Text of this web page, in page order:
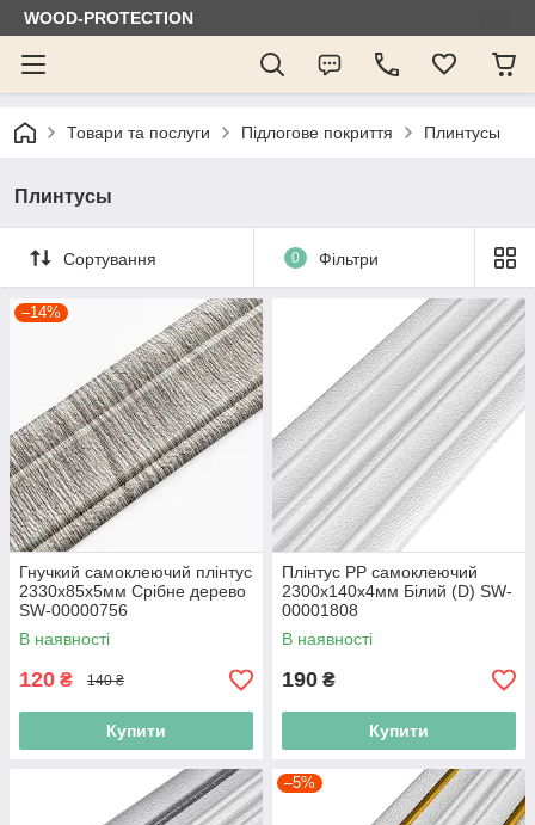
WOOD-PROTECTION
Товари та послуги Підлогове покриття Плинтусы
Плинтусы
Сортування 0 Фільтри
–14%
Гнучкий самоклеючий плінтус
2330х85х5мм Срібне дерево
SW-00000756
В наявності
120 ₴ 140 ₴
Купити
Плінтус РР самоклеючий
2300х140х4мм Білий (D) SW-
00001808
В наявності
190 ₴
Купити
–5%